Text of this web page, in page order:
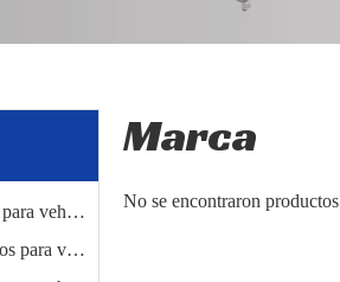
BAIC Todos los accesorios para vehículos
CHERY Todos los accesorios para vehículos
Marca
No se encontraron productos